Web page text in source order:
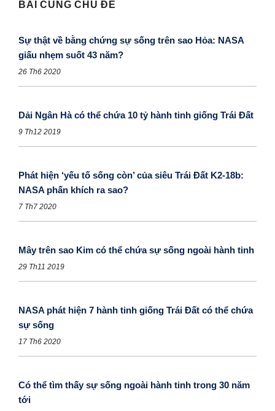
BÀI CÙNG CHỦ ĐỀ
Sự thật về bằng chứng sự sống trên sao Hỏa: NASA
giấu nhẹm suốt 43 năm?
26 Th6 2020
Dải Ngân Hà có thể chứa 10 tỷ hành tinh giống Trái Đất
9 Th12 2019
Phát hiện ‘yếu tố sống còn’ của siêu Trái Đất K2-18b:
NASA phấn khích ra sao?
7 Th7 2020
Mây trên sao Kim có thể chứa sự sống ngoài hành tinh
29 Th11 2019
NASA phát hiện 7 hành tinh giống Trái Đất có thể chứa
sự sống
17 Th6 2020
Có thể tìm thấy sự sống ngoài hành tinh trong 30 năm
tới